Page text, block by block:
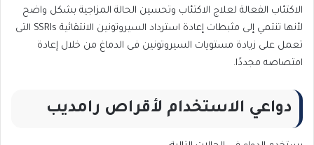
الاكتئاب الفعالة لعلاج الاكتئاب وتحسين الحالة المزاجية بشكل واضح
لأنها تنتمي إلى مثبطات إعادة استرداد السيروتونين الانتقائية SSRIs التى
تعمل على زيادة مستويات السيروتونين فى الدماغ من خلال إعادة
امتصاصه مجددًا.
دواعي الاستخدام لأقراص رامديب